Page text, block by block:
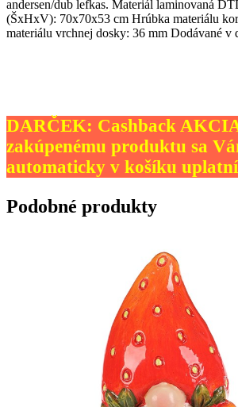
andersen/dub lefkas. Materiál laminovaná
(ŠxHxV): 70x70x53 cm Hrúbka materiálu
materiálu vrchnej dosky: 36 mm Dodávané v
DARČEK: Cashback
zakúpenému produktu sa
automaticky v košíku
Podobné produkty